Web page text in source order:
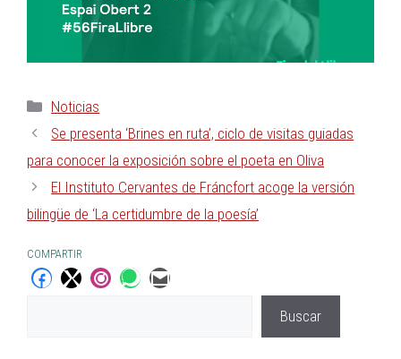
Noticias
Se presenta ‘Brines en ruta’, ciclo de visitas guiadas
para conocer la exposición sobre el poeta en Oliva
El Instituto Cervantes de Fráncfort acoge la versión
bilingüe de ‘La certidumbre de la poesía’
COMPARTIR
Buscar